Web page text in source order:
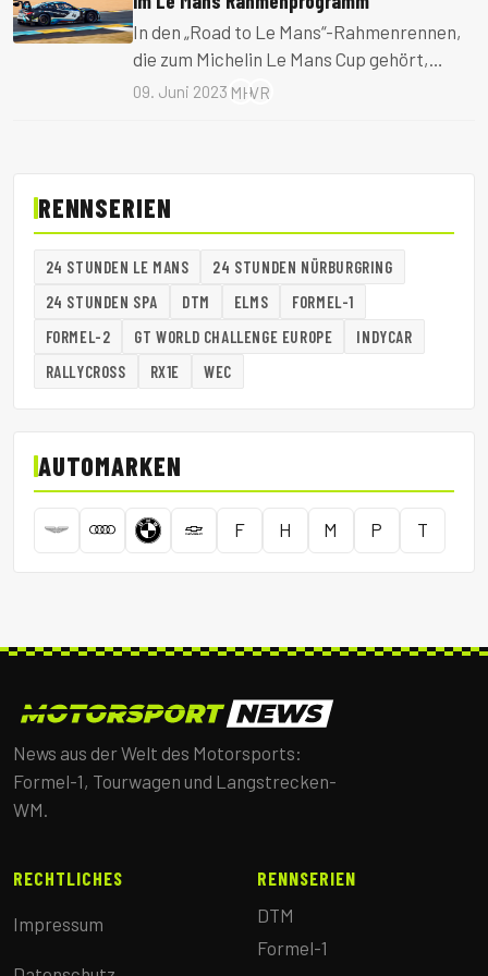
In den „Road to Le Mans“-Rahmenrennen,
die zum Michelin Le Mans Cup gehört,
gewinnt WRT mit BMW.
09. Juni 2023 MHVR
RENNSERIEN
24 STUNDEN LE MANS
24 STUNDEN NÜRBURGRING
24 STUNDEN SPA
DTM ELMS
FORMEL-1
FORMEL-2
GT WORLD CHALLENGE EUROPE
INDYCAR
RALLYCROSS
RX1E WEC
AUTOMARKEN
F H M P T
News aus der Welt des Motorsports:
Formel-1, Tourwagen und Langstrecken-
WM.
RECHTLICHES
Impressum
RENNSERIEN
DTM
Formel-1